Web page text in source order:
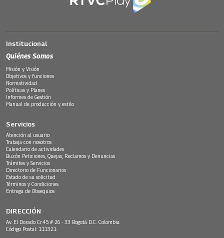
Institucional
Quiénes Somos
Misión y Visión
Objetivos y funciones
Normatividad
Políticas y Planes
Informes de Gestión
Manual de producción y estilo
Servicios
Atención al usuario
Trabaja con nosotros
Calendario de actividades
Buzón Peticiones, Quejas, Reclamos y Denuncias
Trámites y Servicios
Directorio de Funcionarios
Estado de su solicitud
Términos y Condiciones
Entrega de Obsequios
DIRECCIÓN
Av. El Dorado Cr.45 # 26 - 33 Bogotá D.C. Colombia.
Código Postal: 111321